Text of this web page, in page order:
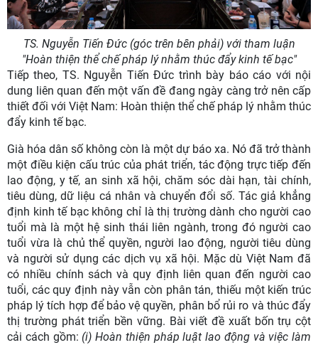
TS. Nguyễn Tiến Đức (góc trên bên phải) với tham luận
"Hoàn thiện thể chế pháp lý nhằm thúc đẩy kinh tế bạc"
Tiếp theo, TS. Nguyễn Tiến Đức trình bày báo cáo với nội
dung liên quan đến một vấn đề đang ngày càng trở nên cấp
thiết đối với Việt Nam: Hoàn thiện thể chế pháp lý nhằm thúc
đẩy kinh tế bạc.
Già hóa dân số không còn là một dự báo xa. Nó đã trở thành
một điều kiện cấu trúc của phát triển, tác động trực tiếp đến
lao động, y tế, an sinh xã hội, chăm sóc dài hạn, tài chính,
tiêu dùng, dữ liệu cá nhân và chuyển đổi số. Tác giả khẳng
định kinh tế bạc không chỉ là thị trường dành cho người cao
tuổi mà là một hệ sinh thái liên ngành, trong đó người cao
tuổi vừa là chủ thể quyền, người lao động, người tiêu dùng
và người sử dụng các dịch vụ xã hội. Mặc dù Việt Nam đã
có nhiều chính sách và quy định liên quan đến người cao
tuổi, các quy định này vẫn còn phân tán, thiếu một kiến trúc
pháp lý tích hợp để bảo vệ quyền, phân bổ rủi ro và thúc đẩy
thị trường phát triển bền vững. Bài viết đề xuất bốn trụ cột
cải cách gồm: (i) Hoàn thiện pháp luật lao động và việc làm